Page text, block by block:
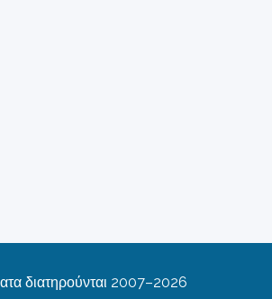
διατηρούνται 2007–2026